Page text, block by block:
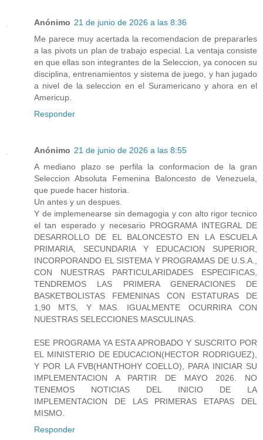
Anónimo 21 de junio de 2026 a las 8:36
Me parece muy acertada la recomendacion de prepararles
a las pivots un plan de trabajo especial. La ventaja consiste
en que ellas son integrantes de la Seleccion, ya conocen su
disciplina, entrenamientos y sistema de juego, y han jugado
a nivel de la seleccion en el Suramericano y ahora en el
Americup.
Responder
Anónimo 21 de junio de 2026 a las 8:55
A mediano plazo se perfila la conformacion de la gran
Seleccion Absoluta Femenina Baloncesto de Venezuela,
que puede hacer historia.
Un antes y un despues.
Y de implemenearse sin demagogia y con alto rigor tecnico
el tan esperado y necesario PROGRAMA INTEGRAL DE
DESARROLLO DE EL BALONCESTO EN LA ESCUELA
PRIMARIA, SECUNDARIA Y EDUCACION SUPERIOR,
INCORPORANDO EL SISTEMA Y PROGRAMAS DE U.S.A.,
CON NUESTRAS PARTICULARIDADES ESPECIFICAS,
TENDREMOS LAS PRIMERA GENERACIONES DE
BASKETBOLISTAS FEMENINAS CON ESTATURAS DE
1,90 MTS, Y MAS. IGUALMENTE OCURRIRA CON
NUESTRAS SELECCIONES MASCULINAS.
ESE PROGRAMA YA ESTA APROBADO Y SUSCRITO POR
EL MINISTERIO DE EDUCACION(HECTOR RODRIGUEZ),
Y POR LA FVB(HANTHOHY COELLO), PARA INICIAR SU
IMPLEMENTACION A PARTIR DE MAYO 2026. NO
TENEMOS NOTICIAS DEL INICIO DE LA
IMPLEMENTACION DE LAS PRIMERAS ETAPAS DEL
MISMO.
Responder